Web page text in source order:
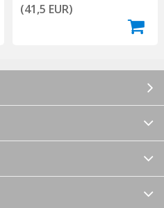
(41,5 EUR)